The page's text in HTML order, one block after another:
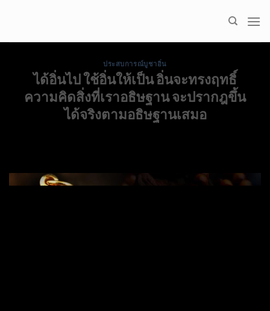
ประสบการณ์บูชาอิ่น
ได้อิ่นไป ใช้อิ่นให้เป็น อิ่นจะทรงฤทธิ์
ความคิดสิ่งที่เราอธิษฐาน จะปรากฎขึ้น
ได้จริงตามอธิษฐานเสมอ